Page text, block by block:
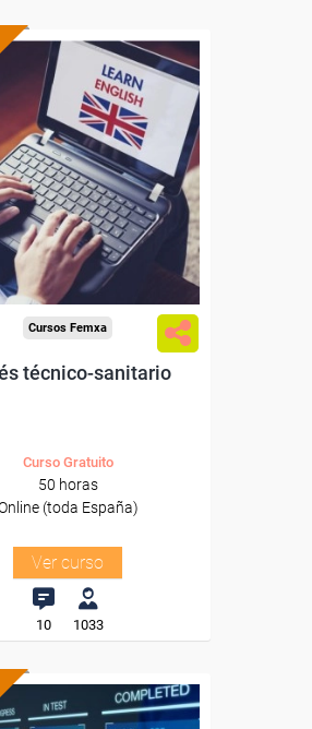
Formación 100%
subvencionada.
desempleados,
y autónomos.
Sector
y Logística.
Cursos Femxa
técnico-sanitario
Curso Gratuito
50 horas
(toda España)
Ver curso
10 1033